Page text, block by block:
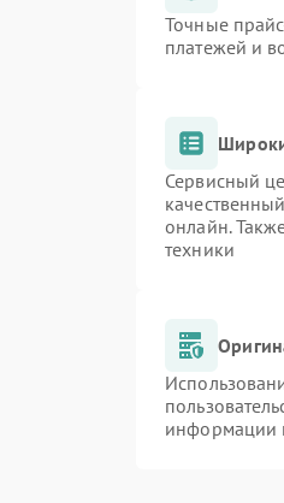
Точные
платежей и
Сервисный
онлайн.
техники
информации